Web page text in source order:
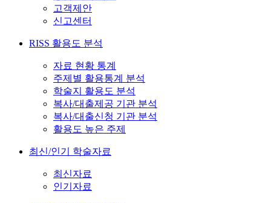
고객제안
신고센터
RISS 활용도 분석
자료 현황 통계
주제별 활용통계 분석
학술지 활용도 분석
복사/대출제공 기관 분석
복사/대출신청 기관 분석
활용도 높은 주제
최신/인기 학술자료
최신자료
인기자료